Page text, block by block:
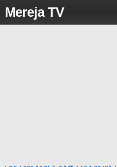
Mereja TV